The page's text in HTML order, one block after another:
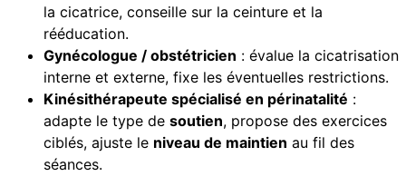
la cicatrice, conseille sur la ceinture et la
rééducation.
Gynécologue / obstétricien : évalue la cicatrisation
interne et externe, fixe les éventuelles restrictions.
Kinésithérapeute spécialisé en périnatalité :
adapte le type de soutien, propose des exercices
ciblés, ajuste le niveau de maintien au fil des
séances.